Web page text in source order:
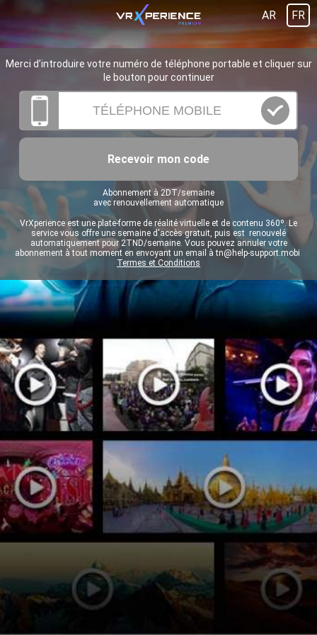
AR FR
Merci d’introduire votre numéro de téléphone portable et cliquer sur
le bouton pour continuer
Recevoir mon code
Abonnement à 2DT/semaine
avec renouvellement automatique
VrXperience est une plate-forme de réalité virtuelle et de contenu 360º. Le
service vous offre une semaine d'accès gratuit, puis est renouvelé
automatiquement pour 2TND/semaine. Vous pouvez annuler votre
abonnement à tout moment en envoyant un email àtn@help-support.mobi
Termes et Conditions